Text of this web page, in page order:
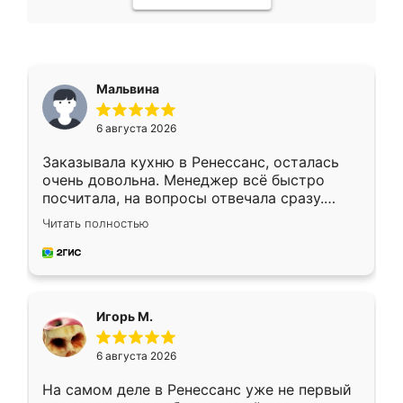
Мальвина
6 августа 2026
Заказывала кухню в Ренессанс, осталась
очень довольна. Менеджер всё быстро
посчитала, на вопросы отвечала сразу.
Замерщик приехал в субботу, подошёл к
делу со всей ответственностью. Собрали
за день, ребята работали аккуратно, даже
Читать полностью
Игорь М.
6 августа 2026
На самом деле в Ренессанс уже не первый